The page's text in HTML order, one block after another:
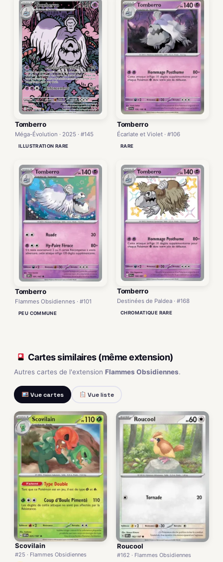
Tomberro
Méga-Évolution · 2025 · #145
ILLUSTRATION RARE
Tomberro
Écarlate et Violet · #106
RARE
Tomberro
Flammes Obsidiennes · #101
PEU COMMUNE
Tomberro
Destinées de Paldea · #168
CHROMATIQUE RARE
Cartes similaires (même extension)
Autres cartes de l'extension Flammes Obsidiennes.
Vue cartes Vue liste
Scovilain
#25 · Flammes Obsidiennes
Roucool
#162 · Flammes Obsidiennes